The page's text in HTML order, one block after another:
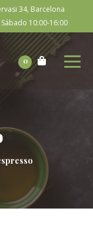
34, Barcelona
10:00-16:00
0